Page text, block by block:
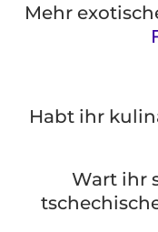
Mehr
Habt ihr
Wart ihr